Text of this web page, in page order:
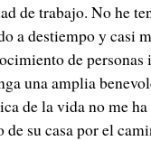
de trabajo. No he
a destiempo y casi
de
una amplia
de la vida no me
de su casa por el